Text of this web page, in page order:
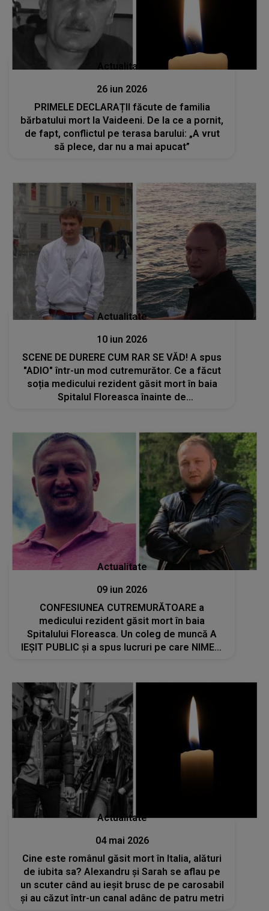
Actualitate
26 iun 2026
PRIMELE DECLARAȚII făcute de familia
bărbatului mort la Vaideeni. De la ce a pornit,
de fapt, conflictul pe terasa barului: „A vrut
să plece, dar nu a mai apucat”
Actualitate
10 iun 2026
SCENE DE DURERE CUM RAR SE VĂD! A spus
"ADIO" într-un mod cutremurător. Ce a făcut
soția medicului rezident găsit mort în baia
Spitalul Floreasca înainte de
Actualitate
09 iun 2026
CONFESIUNEA CUTREMURĂTOARE a
medicului rezident găsit mort în baia
Spitalului Floreasca. Un coleg de muncă A
IEȘIT PUBLIC și a spus lucruri pe care NIMENI
Actualitate
04 mai 2026
Cine este românul găsit mort în Italia, alături
de iubita sa? Alexandru și Sarah se aflau pe
un scuter când au ieșit brusc de pe carosabil
și au căzut într-un canal adânc de patru metri